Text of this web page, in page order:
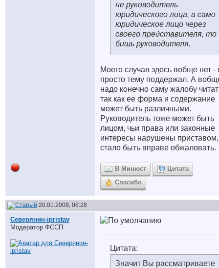
не руководитель
юридического лица, а само
юридическое лицо через
своего представителя, то
бишь руководителя.
Моего случая здесь вобще нет -
просто тему поддержал. А
надо конечно саму жалобу
так как ее форма и содержание
может быть различными.
Руководитель тоже может быть
лицом, чьи права или законные
интересы нарушены
стало быть вправе обжаловать.
В Минюст
Цитата
Спасибо
20.01.2009, 06:28
Северянин-ipristav
Модератор ФССП
Цитата:
Значит Вы рассматриваете